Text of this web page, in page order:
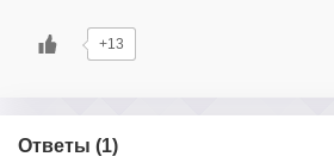
+13
Ответы (1)